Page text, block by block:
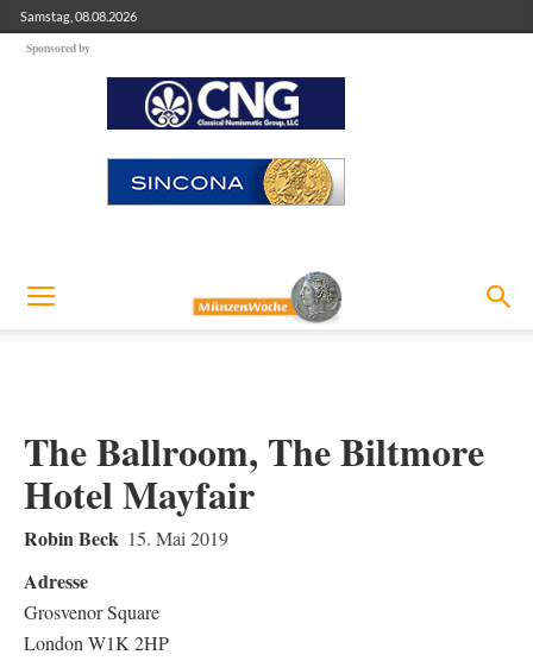
Samstag, 08.08.2026
Sponsored by
The Ballroom, The Biltmore
Hotel Mayfair
Robin Beck 15. Mai 2019
Adresse
Grosvenor Square
London W1K 2HP